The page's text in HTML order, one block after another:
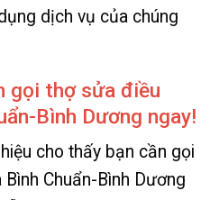
dịch vụ của chúng
gọi thợ sửa điều
Bình Dương ngay!
cho thấy bạn cần gọi
Chuẩn-Bình Dương